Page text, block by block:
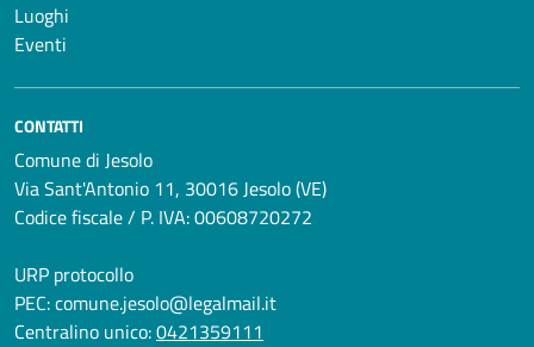
Luoghi
Eventi
CONTATTI
Comune di Jesolo
Via Sant'Antonio 11, 30016 Jesolo (VE)
Codice fiscale / P. IVA: 00608720272
URP protocollo
PEC:comune.jesolo@legalmail.it
Centralino unico:0421359111